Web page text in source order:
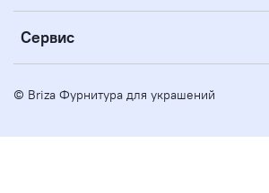
Сервис
© Briza Фурнитура для украшений